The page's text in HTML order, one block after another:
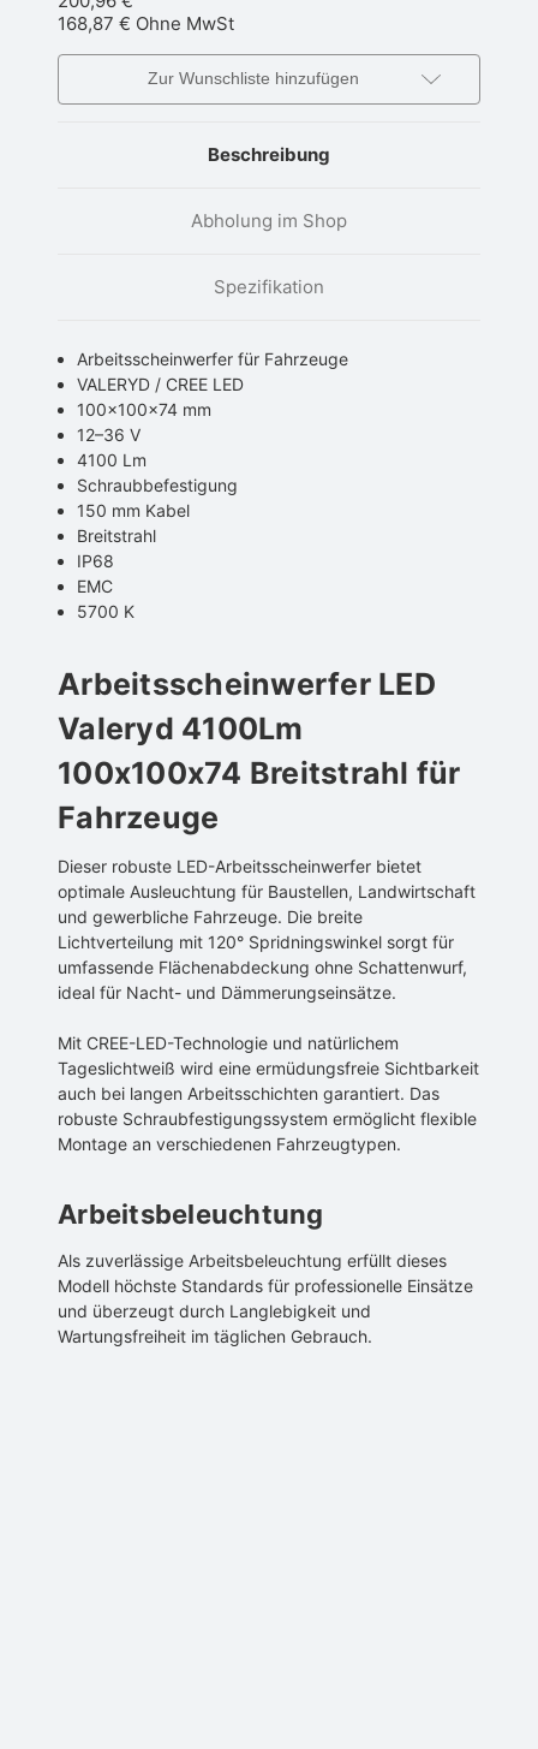
168,87 € Ohne MwSt
Zur Wunschliste hinzufügen
Beschreibung
Abholung im Shop
Spezifikation
Arbeitsscheinwerfer für Fahrzeuge
VALERYD / CREE LED
100x100x74 mm
12–36 V
4100 Lm
Schraubbefestigung
150 mm Kabel
Breitstrahl
IP68
EMC
5700 K
Arbeitsscheinwerfer LED
Valeryd 4100Lm
100x100x74 Breitstrahl für
Fahrzeuge
Dieser robuste LED-Arbeitsscheinwerfer bietet
optimale Ausleuchtung für Baustellen, Landwirtschaft
und gewerbliche Fahrzeuge. Die breite
Lichtverteilung mit 120° Spridningswinkel sorgt für
umfassende Flächenabdeckung ohne Schattenwurf,
ideal für Nacht- und Dämmerungseinsätze.
Mit CREE-LED-Technologie und natürlichem
Tageslichtweiß wird eine ermüdungsfreie Sichtbarkeit
auch bei langen Arbeitsschichten garantiert. Das
robuste Schraubfestigungssystem ermöglicht flexible
Montage an verschiedenen Fahrzeugtypen.
Arbeitsbeleuchtung
Als zuverlässige Arbeitsbeleuchtung erfüllt dieses
Modell höchste Standards für professionelle Einsätze
und überzeugt durch Langlebigkeit und
Wartungsfreiheit im täglichen Gebrauch.